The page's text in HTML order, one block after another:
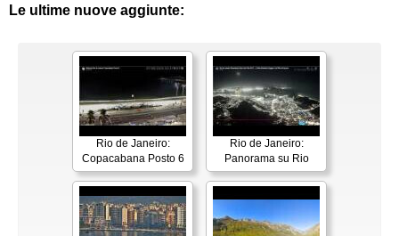
Le ultime nuove aggiunte:
Rio de Janeiro:
Copacabana Posto 6
Rio de Janeiro:
Panorama su Rio